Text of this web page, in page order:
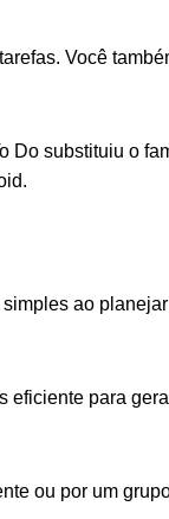
Você
Do substituiu o
ao
eficiente para
ou por um